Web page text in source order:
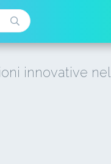
innovative